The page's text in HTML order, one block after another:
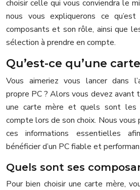
choisir celle qui vous conviendra le
nous vous expliquerons ce
composants et son rôle, ainsi que
sélection à prendre en compte.
Qu’est-ce qu’une
Vous aimeriez vous lancer dans
propre PC ? Alors vous devez avant
une carte mère et quels sont les
compte lors de son choix. Nous vous
ces informations essentielles
bénéficier d’un PC fiable et
Quels sont ses
Pour bien choisir une carte mère,